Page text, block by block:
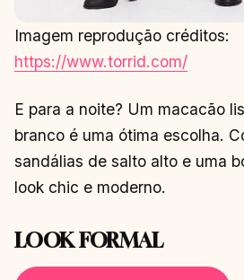
Imagem reprodução créditos:
https://www.torrid.com/
E para a noite? Um macacão
branco é uma ótima escolha.
sandálias de salto alto e uma
look chic e moderno.
LOOK FORMAL